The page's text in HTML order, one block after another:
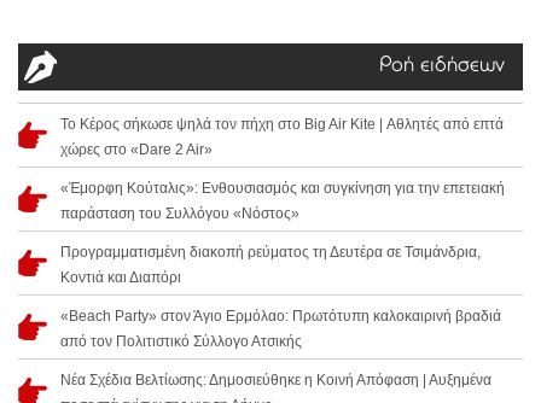
Ροή ειδήσεων
Το Κέρος σήκωσε ψηλά τον πήχη στο Big Air Kite | Αθλητές από επτά
χώρες στο «Dare 2 Air»
«Έμορφη Κούταλις»: Ενθουσιασμός και συγκίνηση για την επετειακή
παράσταση του Συλλόγου «Νόστος»
Προγραμματισμένη διακοπή ρεύματος τη Δευτέρα σε Τσιμάνδρια,
Κοντιά και Διαπόρι
«Beach Party» στον Άγιο Ερμόλαο: Πρωτότυπη καλοκαιρινή βραδιά
από τον Πολιτιστικό Σύλλογο Ατσικής
Νέα Σχέδια Βελτίωσης: Δημοσιεύθηκε η Κοινή Απόφαση | Αυξημένα